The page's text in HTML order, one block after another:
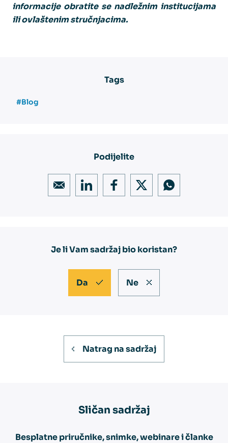
informacije obratite se nadležnim institucijama
ili ovlaštenim stručnjacima.
Tags
#Blog
Podijelite
Je li Vam sadržaj bio koristan?
Da Ne
Natrag na sadržaj
Sličan sadržaj
Besplatne priručnike, snimke, webinare i članke